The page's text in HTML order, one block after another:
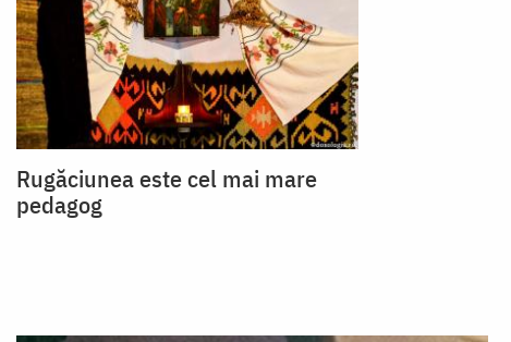
Rugăciunea este cel mai mare
pedagog